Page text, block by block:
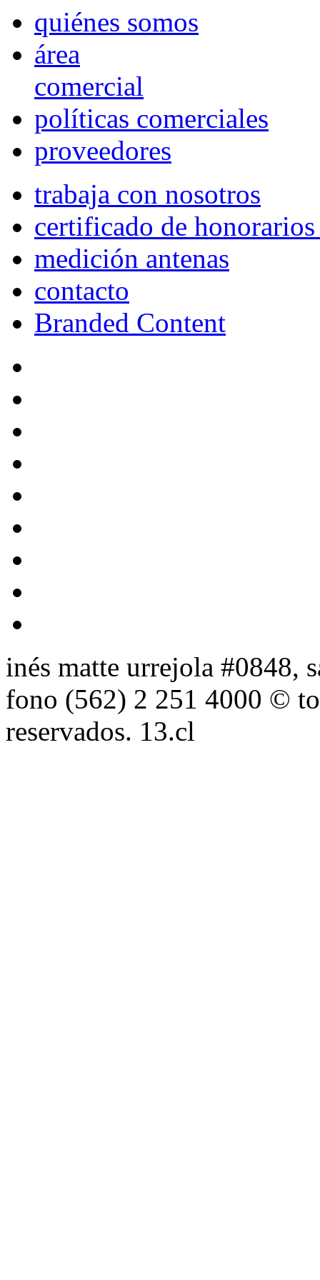
quiénes somos
área
comercial
políticas comerciales
proveedores
trabaja con nosotros
certificado de
medición antenas
contacto
Branded Content
inés matte urrejola #0848,
fono (562) 2 251 4000 ©
reservados. 13.cl